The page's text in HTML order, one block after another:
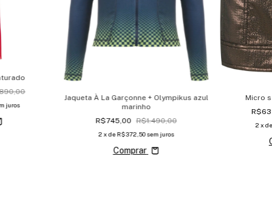
juros
Jaqueta À La Garçonne + Olympikus azul
marinho
R$745,00 R$1.490,00
2 x deR$372,50 sem juros
Comprar
Micro
2 x